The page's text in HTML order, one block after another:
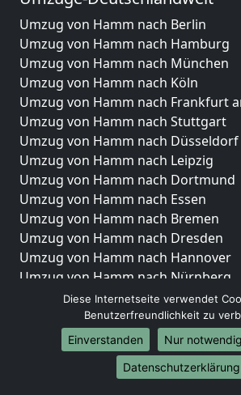
Umzug von Hamm nach Berlin
Umzug von Hamm nach Hamburg
Umzug von Hamm nach München
Umzug von Hamm nach Köln
Umzug von Hamm nach Frankfurt
Umzug von Hamm nach Stuttgart
Umzug von Hamm nach Düsseldorf
Umzug von Hamm nach Leipzig
Umzug von Hamm nach Dortmund
Umzug von Hamm nach Essen
Umzug von Hamm nach Bremen
Umzug von Hamm nach Dresden
Umzug von Hamm nach Hannover
Umzug von Hamm nach Nürnberg
Umzug von Hamm nach Duisburg
Umzug von Hamm nach Bochum
Umzug von Hamm nach Wuppertal
Umzug von Hamm nach Bielefeld
Umzug von Hamm nach Bonn
Diese Internetseite verwendet
Benutzerfreundlichkeit zu
Einverstanden
Nur
Datenschutzerklärung